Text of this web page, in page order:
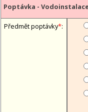
Poptávka -
Předmět poptávky*: